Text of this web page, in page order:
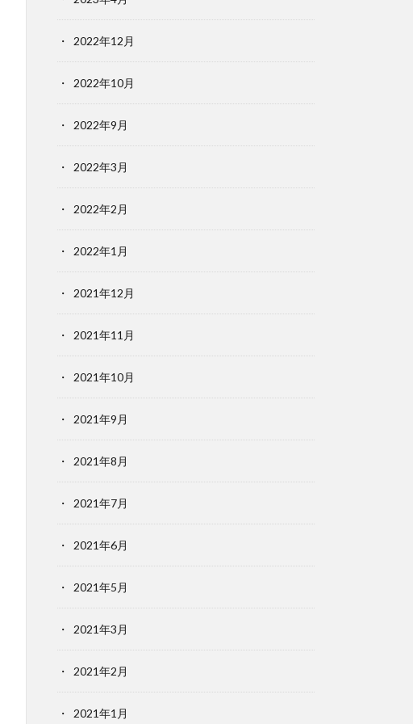
2022年12月
2022年10月
2022年9月
2022年3月
2022年2月
2022年1月
2021年12月
2021年11月
2021年10月
2021年9月
2021年8月
2021年7月
2021年6月
2021年5月
2021年3月
2021年2月
2021年1月